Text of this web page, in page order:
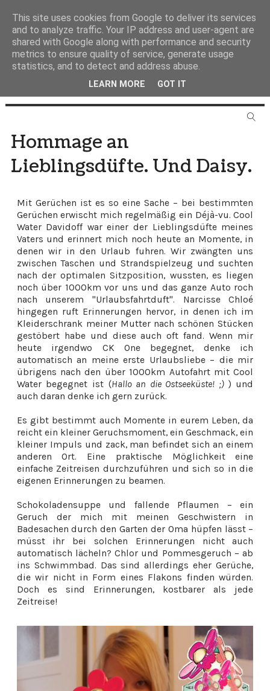
Hommage an
Lieblingsdüfte. Und Daisy.
Mit Gerüchen ist es so eine Sache – bei bestimmten
Gerüchen erwischt mich regelmäßig ein Déjà-vu. Cool
Water Davidoff war einer der Lieblingsdüfte meines
Vaters und erinnert mich noch heute an Momente, in
denen wir in den Urlaub fuhren. Wir zwängten uns
zwischen Taschen und Strandspielzeug und suchten
nach der optimalen Sitzposition, wussten, es liegen
noch über 1000km vor uns und das ganze Auto roch
nach unserem "Urlaubsfahrtduft". Narcisse Chloé
hingegen ruft Erinnerungen hervor, in denen ich im
Kleiderschrank meiner Mutter nach schönen Stücken
gestöbert habe und diese auch oft fand. Wenn mir
heute irgendwo CK One begegnet, denke ich
automatisch an meine erste Urlaubsliebe – die mir
übrigens nach den über 1000km Autofahrt mit Cool
Water begegnet ist (Hallo an die Ostseeküste! ;) ) und
auch daran denke ich gern zurück.
Es gibt bestimmt auch Momente in eurem Leben, da
reicht ein kleiner Geruchsmoment, ein Geschmack, ein
kleiner Impuls und zack, man befindet sich an einem
anderen Ort. Eine praktische Möglichkeit eine
einfache Zeitreisen durchzuführen und sich so in die
eigenen Erinnerungen zu beamen.
Schokoladensuppe und fallende Pflaumen – ein
Geruch der mich mit meinen Geschwistern in
Badesachen durch den Garten der Oma hüpfen lässt –
müsst ihr bei solchen Erinnerungen nicht auch
automatisch lächeln? Chlor und Pommesgeruch – ab
ins Schwimmbad. Das sind allerdings eher Gerüche,
die wir nicht in Form eines Flakons finden würden.
Doch es sind Erinnerungen, kostbarer als jede
Zeitreise!
This site uses cookies from Google to deliver its services
and to analyze traffic. Your IP address and user-agent are
shared with Google along with performance and security
metrics to ensure quality of service, generate usage
statistics, and to detect and address abuse.
LEARN MORE GOT IT